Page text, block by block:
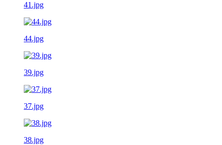
41.jpg
44.jpg
39.jpg
37.jpg
38.jpg